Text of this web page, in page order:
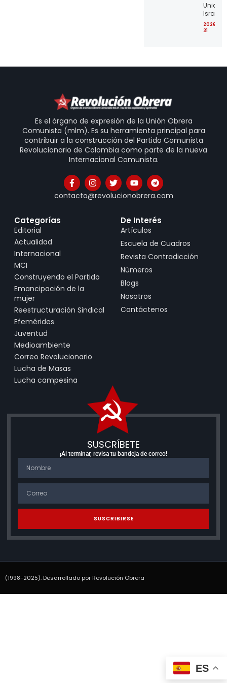
Unidos
Israel
2026-
31
Es el órgano de expresión de la Unión Obrera
Comunista (mlm). Es su herramienta principal para
contribuir a la construcción del Partido Comunista
Revolucionario de Colombia como parte de la nueva
Internacional Comunista.
contacto@revolucionobrera.com
Categorías
Editorial
Actualidad
Internacional
MCI
Construyendo el Partido
Emancipación de la
mujer
Reestructuración Sindical
Efemérides
Juventud
Medioambiente
Correo Revolucionario
Lucha de Masas
Lucha campesina
De Interés
Artículos
Escuela de Cuadros
Revista Contradicción
Números
Blogs
Nosotros
Contáctenos
SUSCRÍBETE
¡Al terminar, revisa tu bandeja de correo!
SUSCRIBIRSE
(1998-2025). Desarrollado por Revolución Obrera
ES